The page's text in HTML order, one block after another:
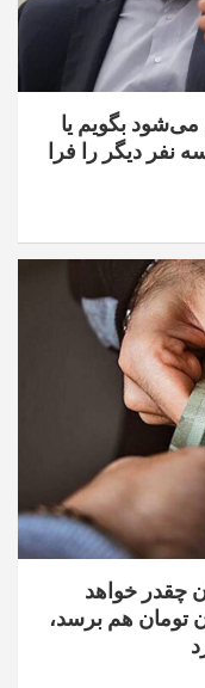
می‌شود بگویم یا
دیگر را فرا
۱۴۰۵ کارگران چقدر خواهد
اگر حقوق به ۱۸ میلیون تومان هم برسد،